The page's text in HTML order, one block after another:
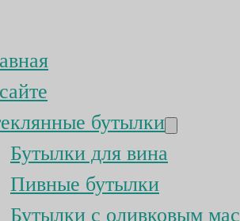
бутылки
Бутылки для вина
Пивные бутылки
Бутылки с оливковым